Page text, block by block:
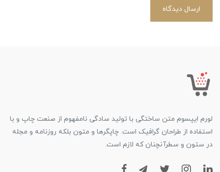
ارسال دیدگاه
لورم ایپسوم متن ساختگی با تولید سادگی نامفهوم از صنعت چاپ و با
استفاده از طراحان گرافیک است. چاپگرها و متون بلکه روزنامه و مجله
در ستون و سطرآنچنان که لازم است.